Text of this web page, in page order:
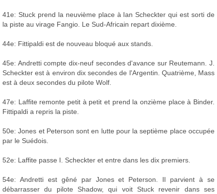
41e: Stuck prend la neuvième place à Ian Scheckter qui est sorti de
la piste au virage Fangio. Le Sud-Africain repart dixième.
44e: Fittipaldi est de nouveau bloqué aux stands.
45e: Andretti compte dix-neuf secondes d'avance sur Reutemann. J.
Scheckter est à environ dix secondes de l'Argentin. Quatrième, Mass
est à deux secondes du pilote Wolf.
47e: Laffite remonte petit à petit et prend la onzième place à Binder.
Fittipaldi a repris la piste.
50e: Jones et Peterson sont en lutte pour la septième place occupée
par le Suédois.
52e: Laffite passe I. Scheckter et entre dans les dix premiers.
54e: Andretti est gêné par Jones et Peterson. Il parvient à se
débarrasser du pilote Shadow, qui voit Stuck revenir dans ses